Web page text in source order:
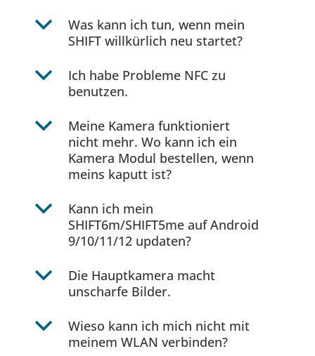
b
Was kann ich tun, wenn mein
SHIFT willkürlich neu startet?
b
Ich habe Probleme NFC zu
benutzen.
b
Meine Kamera funktioniert
nicht mehr. Wo kann ich ein
Kamera Modul bestellen, wenn
meins kaputt ist?
b
Kann ich mein
SHIFT6m/SHIFT5me auf Android
9/10/11/12 updaten?
b
Die Hauptkamera macht
unscharfe Bilder.
b
Wieso kann ich mich nicht mit
meinem WLAN verbinden?